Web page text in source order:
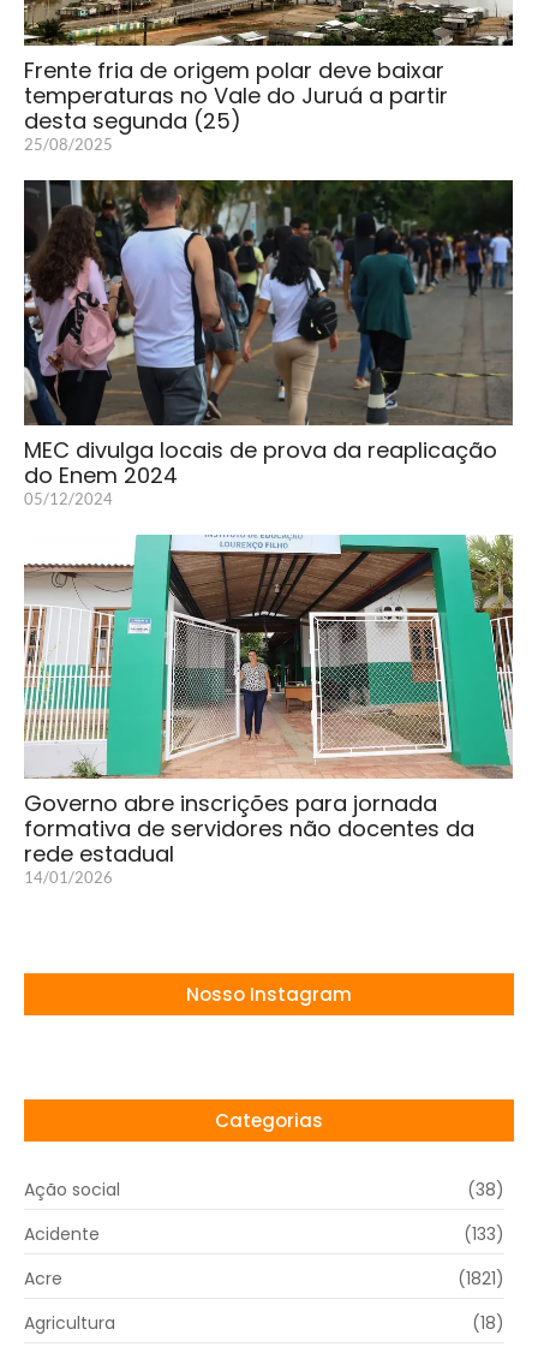
Frente fria de origem polar deve baixar
temperaturas no Vale do Juruá a partir
desta segunda (25)
25/08/2025
MEC divulga locais de prova da reaplicação
do Enem 2024
05/12/2024
Governo abre inscrições para jornada
formativa de servidores não docentes da
rede estadual
14/01/2026
Nosso Instagram
Categorias
Ação social
(38)
Acidente
(133)
Acre
(1821)
Agricultura
(18)